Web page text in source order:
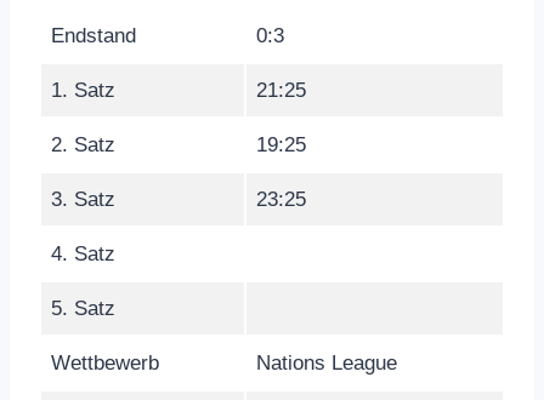
Endstand 0:3
1. Satz 21:25
2. Satz 19:25
3. Satz 23:25
4. Satz
5. Satz
Wettbewerb Nations League